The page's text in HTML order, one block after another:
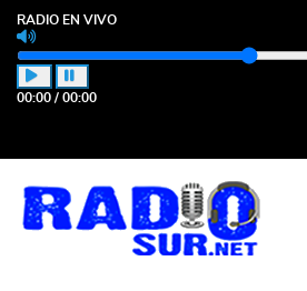
RADIO EN VIVO
00:00 / 00:00